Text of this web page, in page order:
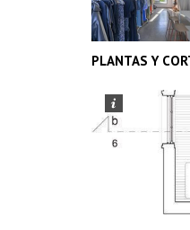
PLANTAS Y